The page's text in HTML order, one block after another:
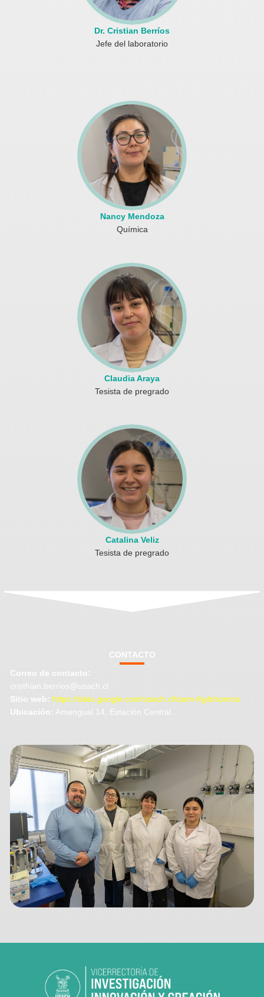
Dr. Cristian Berríos
Jefe del laboratorio
Nancy Mendoza
Química
Claudia Araya
Tesista de pregrado
Catalina Veliz
Tesista de pregrado
CONTACTO
Correo de contacto:
cristhian.berrios@usach.cl
Sitio web: https://sites.google.com/usach.cl/ciam-fqyb/somos
Ubicación: Amengual 14, Estación Central.